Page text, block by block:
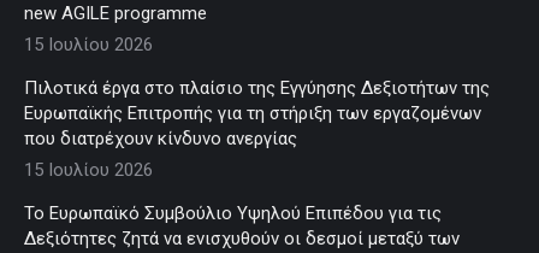
new AGILE programme
15 Ιουλίου 2026
Πιλοτικά έργα στο πλαίσιο της Εγγύησης Δεξιοτήτων της
Ευρωπαϊκής Επιτροπής για τη στήριξη των εργαζομένων
που διατρέχουν κίνδυνο ανεργίας
15 Ιουλίου 2026
Το Ευρωπαϊκό Συμβούλιο Υψηλού Επιπέδου για τις
Δεξιότητες ζητά να ενισχυθούν οι δεσμοί μεταξύ των